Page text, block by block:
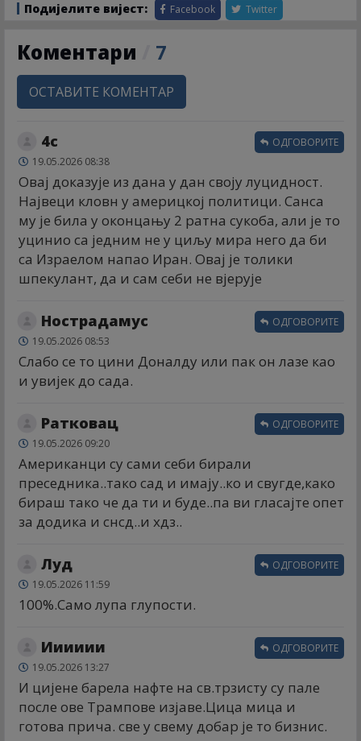
Подијелите вијест: Facebook Twitter
Коментари 7
ОСТАВИТЕ КОМЕНТАР
4с
19.05.2026 08:38
Овај доказује из дана у дан своју луцидност.
Највеци кловн у америцкој политици. Санса
му је била у оконцању 2 ратна сукоба, али је то
уцинио са једним не у циљу мира него да би
са Израелом напао Иран. Овај је толики
шпекулант, да и сам себи не вјерује
ОДГОВОРИТЕ
Нострадамус
19.05.2026 08:53
Слабо се то цини Доналду или пак он лазе као
и увијек до сада.
ОДГОВОРИТЕ
Ратковац
19.05.2026 09:20
Американци су сами себи бирали
преседника..тако сад и имају..ко и свугде,како
бираш тако че да ти и буде..па ви гласајте опет
за додика и снсд..и хдз..
ОДГОВОРИТЕ
Луд
19.05.2026 11:59
100%.Само лупа глупости.
ОДГОВОРИТЕ
Ииииии
19.05.2026 13:27
И цијене барела нафте на св.трзисту су пале
после ове Трампове изјаве.Цица мица и
готова прича. све у свему добар је то бизнис.
ОДГОВОРИТЕ